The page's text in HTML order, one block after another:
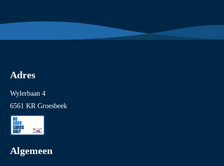
Adres
Wylerbaan 4
6561 KR Groesbeek
Algemeen